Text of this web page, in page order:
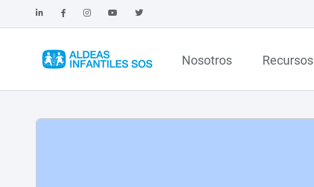
Nosotros Recursos